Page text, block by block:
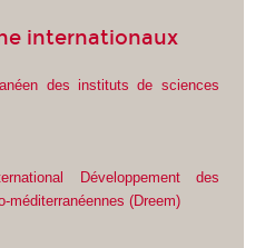
internationaux
des instituts de sciences
Développement des
méditerranéennes (Dreem)